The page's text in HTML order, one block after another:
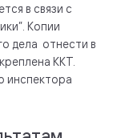
в связи с
Копии
дела отнести в
ККТ.
инспектора